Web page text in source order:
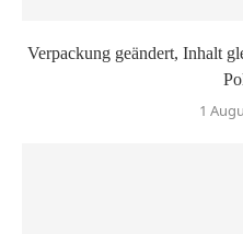
Verpackung geändert, Inhalt
1